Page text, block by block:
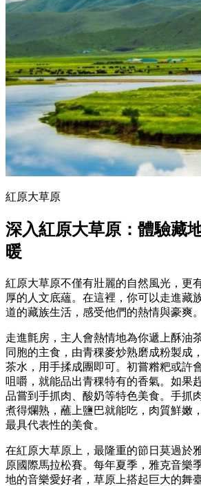
紅原大草原
深入紅原大草原：體驗藏
暖
紅原大草原不僅有壯麗的自然風光，更
厚的人文底蘊。在這裡，你可以走進藏
道的藏族生活，感受他們的熱情與豪爽。
走進氈房，主人會熱情地為你遞上酥油
同胞的主食，由青稞麥炒熟磨成粉製成
茶水，用手揉成團即可。初嘗糌粑或許
咀嚼，就能品出青稞特有的香氣。如果
品嘗到手抓肉、酸奶等特色美食。手抓
煮得爛熟，蘸上鹽巴就能吃，肉質鮮嫩
最具代表性的美食。
在紅原大草原上，最隆重的節日莫過於
原國際馬拉松賽。每年夏季，雅克音樂
地的音樂愛好者，草原上搭起巨大的舞